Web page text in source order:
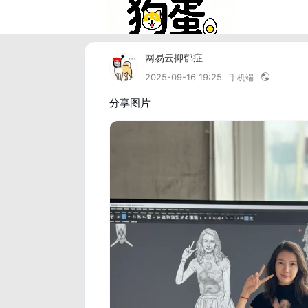
网易云抑郁症
2025-09-16 19:25 手机端
分享图片